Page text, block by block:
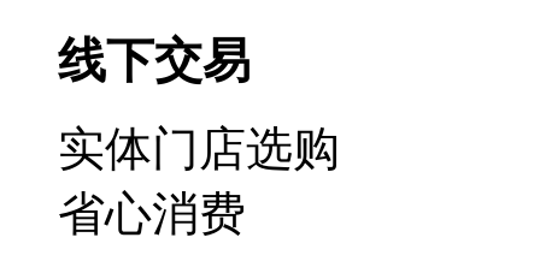
线下交易
实体门店选购
省心消费